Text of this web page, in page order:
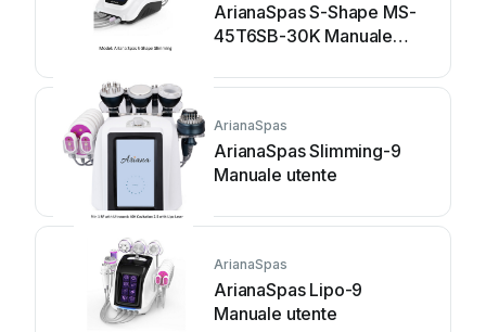
ArianaSpas S-Shape MS-
45T6SB-30K Manuale
ArianaSpas
ArianaSpas Slimming-9
Manuale utente
ArianaSpas
ArianaSpas Lipo-9
Manuale utente